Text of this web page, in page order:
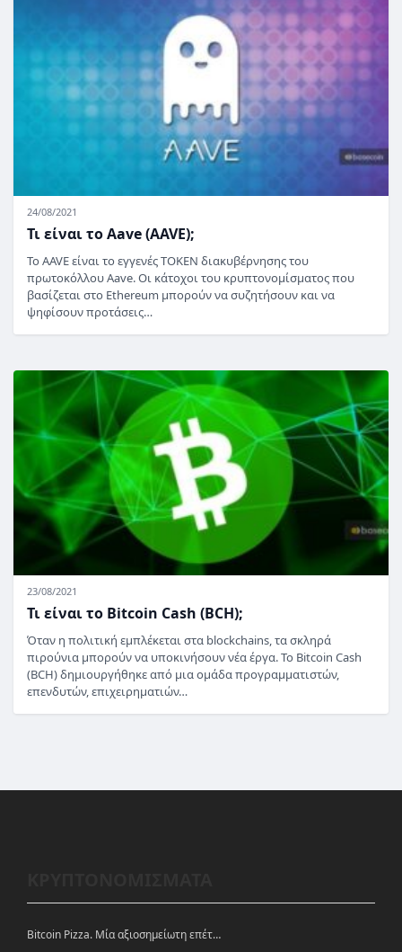
24/08/2021
Τι είναι το Aave (AAVE);
Το AAVE είναι το εγγενές TOKEN διακυβέρνησης του
πρωτοκόλλου Aave. Οι κάτοχοι του κρυπτονομίσματος που
βασίζεται στο Ethereum μπορούν να συζητήσουν και να
ψηφίσουν προτάσεις…
23/08/2021
Τι είναι το Bitcoin Cash (BCH);
Όταν η πολιτική εμπλέκεται στα blockchains, τα σκληρά
πιρούνια μπορούν να υποκινήσουν νέα έργα. Το Bitcoin Cash
(BCH) δημιουργήθηκε από μια ομάδα προγραμματιστών,
επενδυτών, επιχειρηματιών…
Bitcoin Pizza. Μία αξιοσημείωτη επέτειος.